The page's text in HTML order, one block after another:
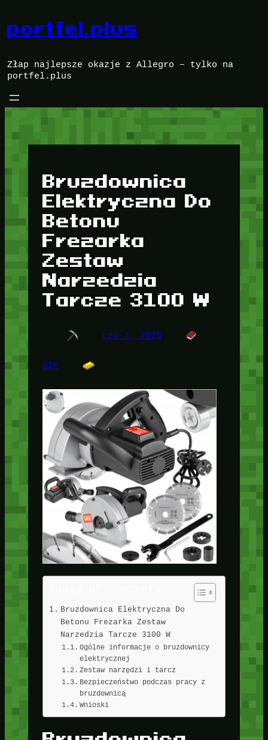
treści
portfel.plus
Złap najlepsze okazje z Allegro – tylko na
portfel.plus
Bruzdownica
Elektryczna Do
Betonu
Frezarka
Zestaw
Narzedzia
Tarcze 3100 W
cze 2, 2025
DIY
Bruzdownica Elektryczna Do
Betonu Frezarka Zestaw
Narzedzia Tarcze 3100 W
Ogólne informacje o bruzdownicy
elektrycznej
Zestaw narzędzi i tarcz
Bezpieczeństwo podczas pracy z
bruzdownicą
Wnioski